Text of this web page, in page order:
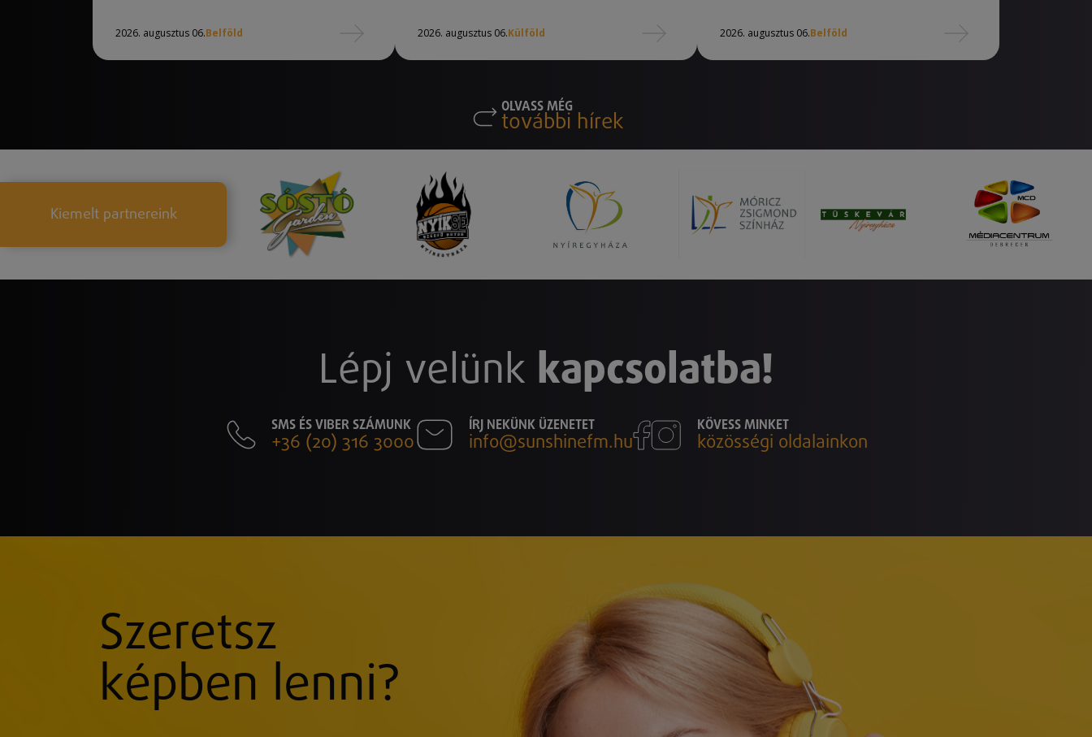
2026. augusztus 06.Belföld 2026. augusztus 06.Külföld 2026. augusztus 06.Belföld
OLVASS MÉG
további hírek
Kiemelt partnereink
Lépj velünk kapcsolatba!
SMS ÉS VIBER SZÁMUNK
+36 (20) 316 3000
ÍRJ NEKÜNK ÜZENETET
info@sunshinefm.hu
KÖVESS MINKET
közösségi oldalainkon
Szeretsz
képben lenni?